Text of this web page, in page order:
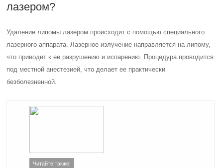
лазером?
Удаление липомы лазером происходит с помощью специального
лазерного аппарата. Лазерное излучение направляется на липому,
что приводит к ее разрушению и испарению. Процедура проводится
под местной анестезией, что делает ее практически
безболезненной.
Читайте также: